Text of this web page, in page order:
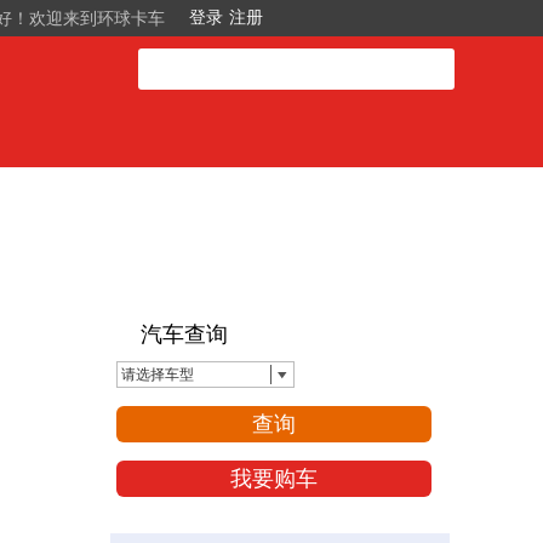
！欢迎来到环球卡车
汽车查询
请选择车型
查询
我要购车